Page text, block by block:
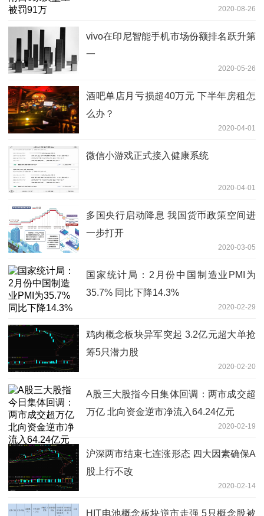
2020-08-26
vivo在印尼智能手机市场份额排名跃升第
一
2020-05-26
酒吧单店月亏损超40万元 下半年房租怎
么办？
2020-04-01
微信小游戏正式接入健康系统
2020-04-01
多国央行启动降息 我国货币政策空间进
一步打开
2020-03-05
国家统计局：2月份中国制造业PMI为
35.7% 同比下降14.3%
2020-02-29
鸡肉概念板块异军突起 3.2亿元超大单抢
筹5只潜力股
2020-02-20
A股三大股指今日集体回调：两市成交超
万亿 北向资金逆市净流入64.24亿元
2020-02-19
沪深两市结束七连涨形态 四大因素确保A
股上行不改
2020-02-14
HIT电池概念板块逆市走强 5只概念股被